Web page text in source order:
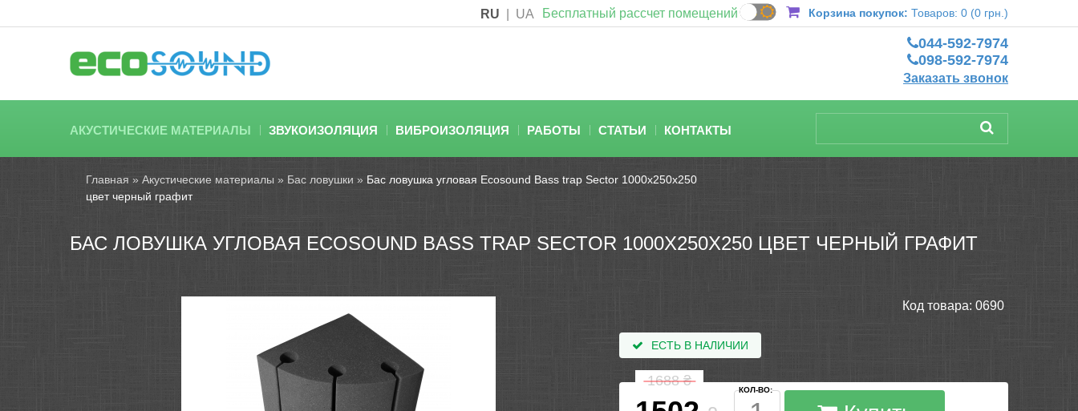
RU UA Бесплатный рассчет помещений Корзина покупок: Товаров: 0 (0 грн.)
044-592-7974
098-592-7974
Заказать звонок
АКУСТИЧЕСКИЕ МАТЕРИАЛЫ ЗВУКОИЗОЛЯЦИЯ ВИБРОИЗОЛЯЦИЯ РАБОТЫ СТАТЬИ КОНТАКТЫ
Главная » Акустические материалы » Бас ловушки » Бас ловушка угловая Ecosound Bass trap Sector 1000х250х250
цвет черный графит
БАС ЛОВУШКА УГЛОВАЯ ECOSOUND BASS TRAP SECTOR 1000Х250Х250 ЦВЕТ ЧЕРНЫЙ ГРАФИТ
Код товара: 0690
ЕСТЬ В НАЛИЧИИ
1688₴
КОЛ-ВО: